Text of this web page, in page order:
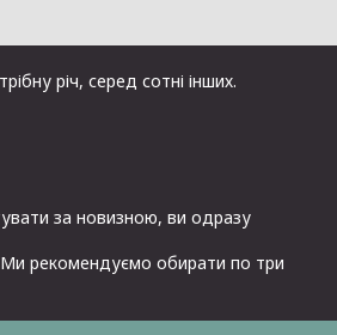
річ, серед сотні інших.
за новизною, ви одразу
Ми рекомендуємо обирати по три